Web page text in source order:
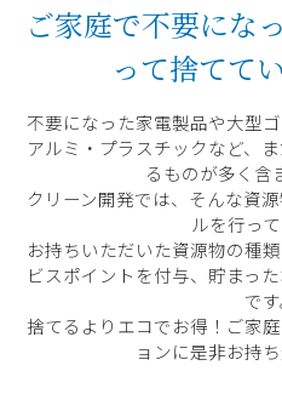
ご家庭で不要にな
って捨てて
不要になった家電製品や大型
アルミ・プラスチックなど、
るものが多く含
クリーン開発では、そんな資
ルを行って
お持ちいただいた資源物の種
ビスポイントを付与、貯まっ
です
捨てるよりエコでお得！ご家
ョンに是非お持